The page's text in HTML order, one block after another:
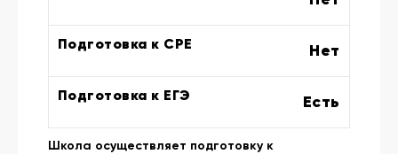
Подготовка к CPE Нет
Подготовка к ЕГЭ Есть
Школа осуществляет подготовку к